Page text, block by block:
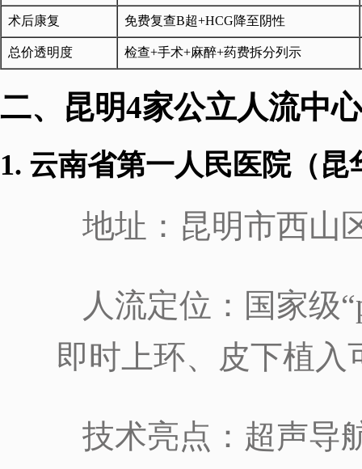
术后康复 免费复查B超+HCG降至阴性
总价透明度 检查+手术+麻醉+药费拆分列示
二、昆明4家公立人流中
1. 云南省第一人民医院（
地址：昆明市西山
人流定位：国家级
即时上环、皮下植入
技术亮点：超声导